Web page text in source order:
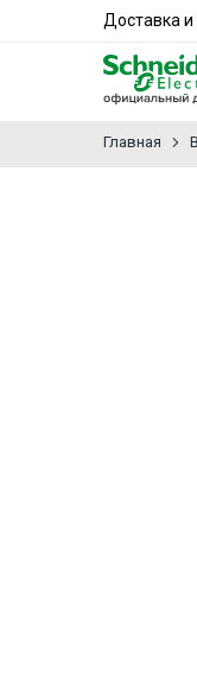
Доставка и
Главная